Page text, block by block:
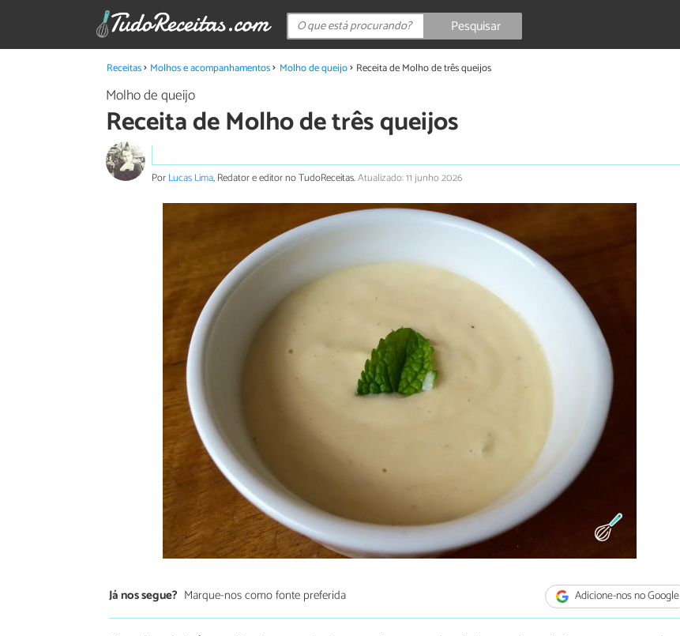
Pesquisar
Receitas Molhos e acompanhamentos Molho de queijo Receita de Molho de três queijos
Molho de queijo
Receita de Molho de três queijos
PorLucas Lima, Redator e editor no TudoReceitas.Atualizado: 11 junho 2026
Já nos segue? Marque-nos como fonte preferida Adicione-nos no Google